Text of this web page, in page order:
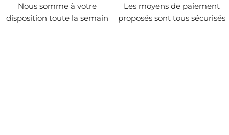
Nous somme à votre
disposition toute la semain
Les moyens de paiement
proposés sont tous sécurisés